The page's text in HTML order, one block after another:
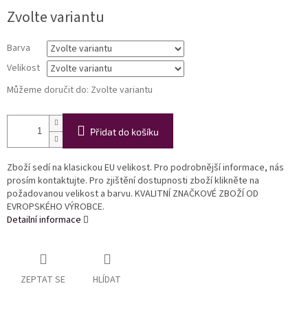
cena:
Zvolte variantu
Barva
Velikost
Můžeme doručit do: Zvolte variantu
Přidat do košíku
Zboží sedí na klasickou EU velikost. Pro podrobnější informace, nás
prosím kontaktujte. Pro zjištění dostupnosti zboží klikněte na
požadovanou velikost a barvu. KVALITNÍ ZNAČKOVÉ ZBOŽÍ OD
EVROPSKÉHO VÝROBCE.
Detailní informace
ZEPTAT SE HLÍDAT